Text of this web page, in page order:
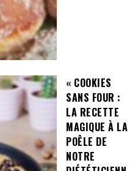
« COOKIES
SANS FOUR :
LA RECETTE
MAGIQUE À LA
POÊLE DE
NOTRE